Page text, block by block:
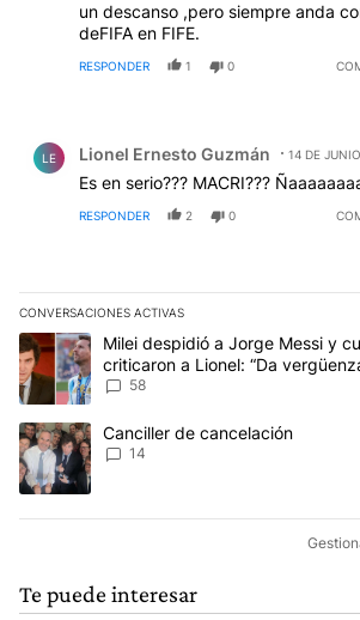
un descanso ,pero siempre anda
deFIFA en FIFE.
RESPONDER 1 0
LE Lionel Ernesto Guzmán 14 DE
Es en serio??? MACRI???
RESPONDER 2 0
CONVERSACIONES ACTIVAS
Este listado muestra los artículos con más
Un artículo de tendencia con el título
Milei despidió a Jorge Messi y
criticaron a Lionel: “Da
anti-Messi”
58
Un artículo de tendencia con el título
Canciller de cancelación
14